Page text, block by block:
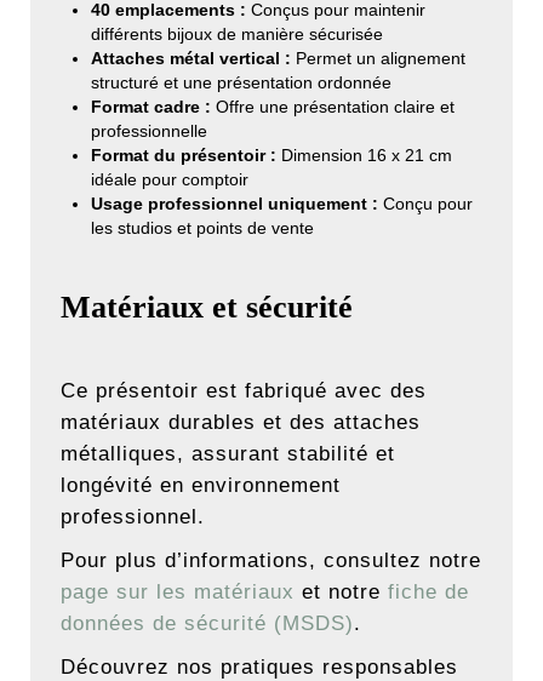
40 emplacements : Conçus pour maintenir
différents bijoux de manière sécurisée
Attaches métal vertical : Permet un alignement
structuré et une présentation ordonnée
Format cadre : Offre une présentation claire et
professionnelle
Format du présentoir : Dimension 16 x 21 cm
idéale pour comptoir
Usage professionnel uniquement : Conçu pour
les studios et points de vente
Matériaux et sécurité
Ce présentoir est fabriqué avec des
matériaux durables et des attaches
métalliques, assurant stabilité et
longévité en environnement
professionnel.
Pour plus d’informations, consultez notre
page sur les matériaux et notre fiche de
données de sécurité (MSDS).
Découvrez nos pratiques responsables